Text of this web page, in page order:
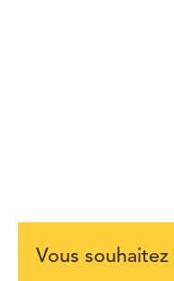
Vous souhaitez